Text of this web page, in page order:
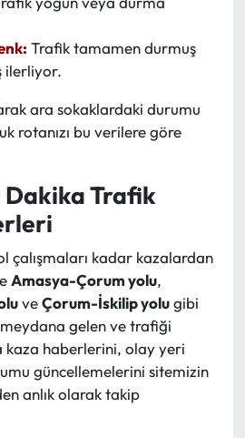
Trafik tamamen durmuş
ilerliyor.
ara sokaklardaki durumu
rotanızı bu verilere göre
Dakika Trafik
çalışmaları kadar kazalardan
Amasya-Çorum yolu,
veÇorum-İskilip yolugibi
gelen ve trafiği
kaza haberlerini, olay yeri
güncellemelerini sitemizin
anlık olarak takip